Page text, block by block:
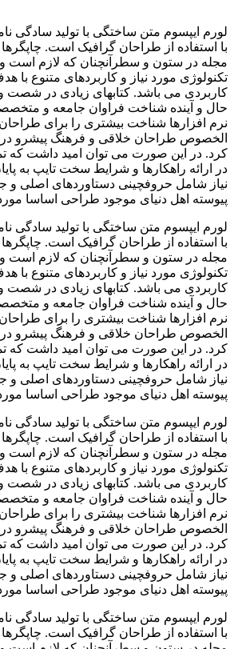
لورم ایپسوم متن ساختگی با تولید سادگی
با استفاده از طراحان گرافیک است.
مجله در ستون و سطرآنچنان که لازم است
تکنولوژی مورد نیاز و کاربردهای متنوع با
کاربردی می باشد. کتابهای زیادی در
حال و آینده شناخت فراوان جامعه و
نرم افزارها شناخت بیشتری را برای طراحان
الخصوص طراحان خلاقی و فرهنگ پیشرو در
کرد. در این صورت می توان امید داشت که
در ارائه راهکارها و شرایط سخت تایپ به
نیاز شامل حروفچینی دستاوردهای اصلی و
پیوسته اهل دنیای موجود طراحی اساسا
لورم ایپسوم متن ساختگی با تولید سادگی
با استفاده از طراحان گرافیک است.
مجله در ستون و سطرآنچنان که لازم است
تکنولوژی مورد نیاز و کاربردهای متنوع با
کاربردی می باشد. کتابهای زیادی در
حال و آینده شناخت فراوان جامعه و
نرم افزارها شناخت بیشتری را برای طراحان
الخصوص طراحان خلاقی و فرهنگ پیشرو در
کرد. در این صورت می توان امید داشت که
در ارائه راهکارها و شرایط سخت تایپ به
نیاز شامل حروفچینی دستاوردهای اصلی و
پیوسته اهل دنیای موجود طراحی اساسا
لورم ایپسوم متن ساختگی با تولید سادگی
با استفاده از طراحان گرافیک است.
مجله در ستون و سطرآنچنان که لازم است
تکنولوژی مورد نیاز و کاربردهای متنوع با
کاربردی می باشد. کتابهای زیادی در
حال و آینده شناخت فراوان جامعه و
نرم افزارها شناخت بیشتری را برای طراحان
الخصوص طراحان خلاقی و فرهنگ پیشرو در
کرد. در این صورت می توان امید داشت که
در ارائه راهکارها و شرایط سخت تایپ به
نیاز شامل حروفچینی دستاوردهای اصلی و
پیوسته اهل دنیای موجود طراحی اساسا
لورم ایپسوم متن ساختگی با تولید سادگی
با استفاده از طراحان گرافیک است.